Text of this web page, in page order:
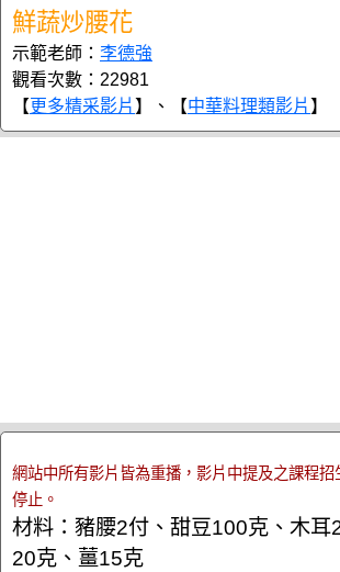
鮮蔬炒腰花
示範老師： 李德強
觀看次數：22981
【更多精采影片 】、【中華料理類影片 】
網站中所有影片皆為重播，影片中提及之課程招
停止。
材料：豬腰2付、甜豆100克、木耳
20克、薑15克